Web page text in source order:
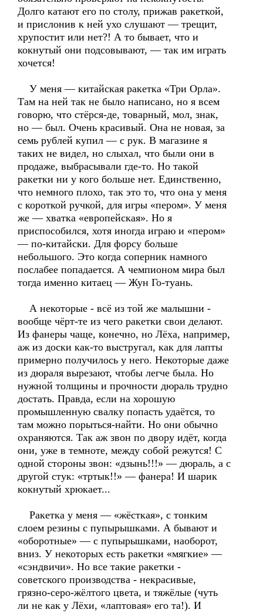
Долго катают его по столу, прижав ракеткой,
и прислонив к ней ухо слушают — трещит,
хрупостит или нет?! А то бывает, что и
кокнутый они подсовывают, — так им играть
хочется!
У меня — китайская ракетка «Три Орла».
Там на ней так не было написано, но я всем
говорю, что стёрся-де, товарный, мол, знак,
но — был. Очень красивый. Она не новая, за
семь рублей купил — с рук. В магазине я
таких не видел, но слыхал, что были они в
продаже, выбрасывали где-то. Но такой
ракетки ни у кого больше нет. Единственно,
что немного плохо, так это то, что она у меня
с короткой ручкой, для игры «пером». У меня
же — хватка «европейская». Но я
приспособился, хотя иногда играю и «пером»
— по-китайски. Для форсу больше
небольшого. Это когда соперник намного
послабее попадается. А чемпионом мира был
тогда именно китаец — Жун Го-туань.
А некоторые - всё из той же малышни -
вообще чёрт-те из чего ракетки свои делают.
Из фанеры чаще, конечно, но Лёха, например,
аж из доски как-то выстругал, как для лапты
примерно получилось у него. Некоторые даже
из дюраля вырезают, чтобы легче была. Но
нужной толщины и прочности дюраль трудно
достать. Правда, если на хорошую
промышленную свалку попасть удаётся, то
там можно порыться-найти. Но они обычно
охраняются. Так аж звон по двору идёт, когда
они, уже в темноте, между собой режутся! С
одной стороны звон: «дзынь!!!» — дюраль, а с
другой стук: «тртык!!» — фанера! И шарик
кокнутый хрюкает...
Ракетка у меня — «жёсткая», с тонким
слоем резины с пупырышками. А бывают и
«оборотные» — с пупырышками, наоборот,
вниз. У некоторых есть ракетки «мягкие» —
«сэндвичи». Но все такие ракетки -
советского производства - некрасивые,
грязно-серо-жёлтого цвета, и тяжёлые (чуть
ли не как у Лёхи, «лаптовая» его та!). И